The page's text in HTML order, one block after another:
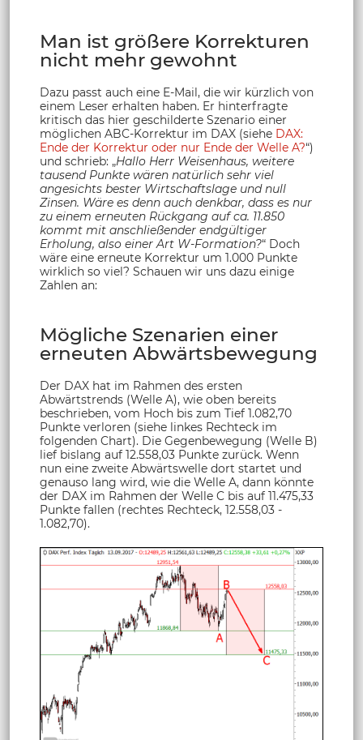
Man ist größere Korrekturen
nicht mehr gewohnt
Dazu passt auch eine E-Mail, die wir kürzlich von
einem Leser erhalten haben. Er hinterfragte
kritisch das hier geschilderte Szenario einer
möglichen ABC-Korrektur im DAX (siehe DAX:
Ende der Korrektur oder nur Ende der Welle A?“)
und schrieb: „Hallo Herr Weisenhaus, weitere
tausend Punkte wären natürlich sehr viel
angesichts bester Wirtschaftslage und null
Zinsen. Wäre es denn auch denkbar, dass es nur
zu einem erneuten Rückgang auf ca. 11.850
kommt mit anschließender endgültiger
Erholung, also einer Art W-Formation?“ Doch
wäre eine erneute Korrektur um 1.000 Punkte
wirklich so viel? Schauen wir uns dazu einige
Zahlen an:
Mögliche Szenarien einer
erneuten Abwärtsbewegung
Der DAX hat im Rahmen des ersten
Abwärtstrends (Welle A), wie oben bereits
beschrieben, vom Hoch bis zum Tief 1.082,70
Punkte verloren (siehe linkes Rechteck im
folgenden Chart). Die Gegenbewegung (Welle B)
lief bislang auf 12.558,03 Punkte zurück. Wenn
nun eine zweite Abwärtswelle dort startet und
genauso lang wird, wie die Welle A, dann könnte
der DAX im Rahmen der Welle C bis auf 11.475,33
Punkte fallen (rechtes Rechteck, 12.558,03 -
1.082,70).